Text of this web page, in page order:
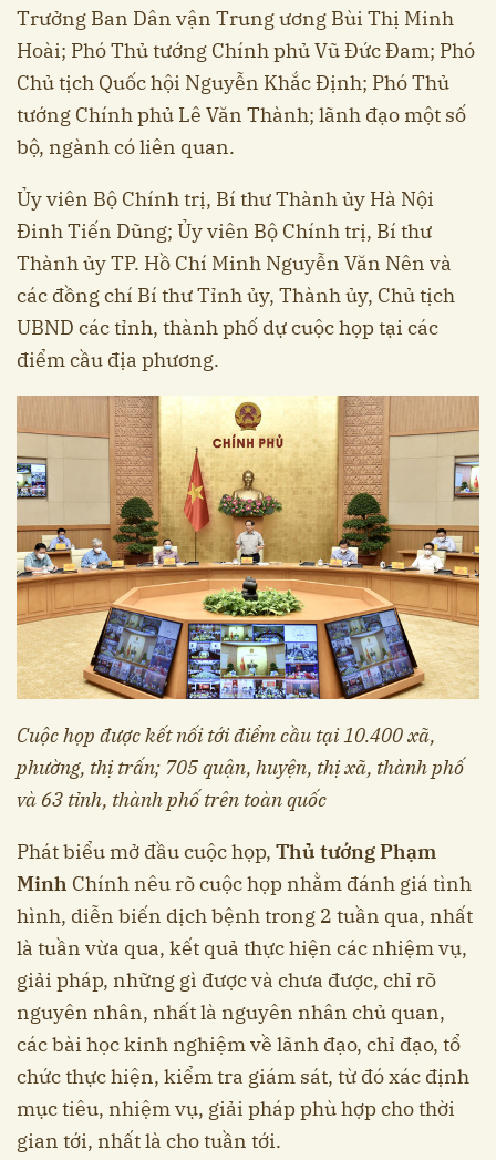
Trưởng Ban Dân vận Trung ương Bùi Thị Minh
Hoài; Phó Thủ tướng Chính phủ Vũ Đức Đam; Phó
Chủ tịch Quốc hội Nguyễn Khắc Định; Phó Thủ
tướng Chính phủ Lê Văn Thành; lãnh đạo một số
bộ, ngành có liên quan.
Ủy viên Bộ Chính trị, Bí thư Thành ủy Hà Nội
Đinh Tiến Dũng; Ủy viên Bộ Chính trị, Bí thư
Thành ủy TP. Hồ Chí Minh Nguyễn Văn Nên và
các đồng chí Bí thư Tỉnh ủy, Thành ủy, Chủ tịch
UBND các tỉnh, thành phố dự cuộc họp tại các
điểm cầu địa phương.
Cuộc họp được kết nối tới điểm cầu tại 10.400 xã,
phường, thị trấn; 705 quận, huyện, thị xã, thành phố
và 63 tỉnh, thành phố trên toàn quốc
Phát biểu mở đầu cuộc họp, Thủ tướng Phạm
Minh Chính nêu rõ cuộc họp nhằm đánh giá tình
hình, diễn biến dịch bệnh trong 2 tuần qua, nhất
là tuần vừa qua, kết quả thực hiện các nhiệm vụ,
giải pháp, những gì được và chưa được, chỉ rõ
nguyên nhân, nhất là nguyên nhân chủ quan,
các bài học kinh nghiệm về lãnh đạo, chỉ đạo, tổ
chức thực hiện, kiểm tra giám sát, từ đó xác định
mục tiêu, nhiệm vụ, giải pháp phù hợp cho thời
gian tới, nhất là cho tuần tới.